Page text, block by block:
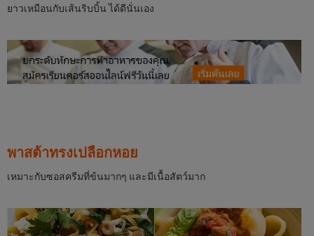
ยาวเหมือนกับเส้นริบบิ้น ได้ดีนั่นเอง
พาสต้าทรงเปลือกหอย
เหมาะกับซอสครีมที่ข้นมากๆ และมีเนื้อสัตว์มาก